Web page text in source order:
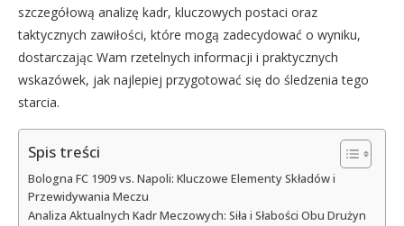
szczegółową analizę kadr, kluczowych postaci oraz
taktycznych zawiłości, które mogą zadecydować o wyniku,
dostarczając Wam rzetelnych informacji i praktycznych
wskazówek, jak najlepiej przygotować się do śledzenia tego
starcia.
Spis treści
Bologna FC 1909 vs. Napoli: Kluczowe Elementy Składów i
Przewidywania Meczu
Analiza Aktualnych Kadr Meczowych: Siła i Słabości Obu Drużyn